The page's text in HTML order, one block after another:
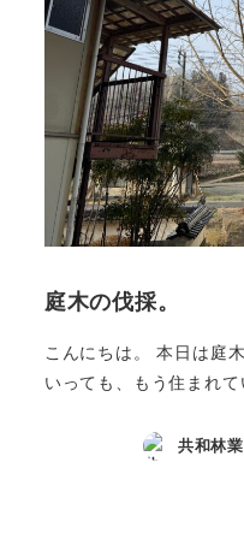
庭木の伐採。
こんにちは。 本日は庭
いっても、もう住まれ
共和林